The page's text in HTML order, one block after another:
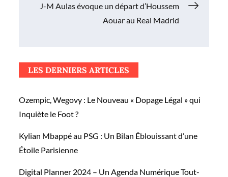
J-M Aulas évoque un départ d’Houssem
Aouar au Real Madrid
LES DERNIERS ARTICLES
Ozempic, Wegovy : Le Nouveau « Dopage Légal » qui
Inquiète le Foot ?
Kylian Mbappé au PSG : Un Bilan Éblouissant d’une
Étoile Parisienne
Digital Planner 2024 – Un Agenda Numérique Tout-